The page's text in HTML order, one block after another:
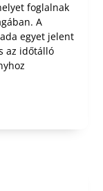
foglalnak
A
egyet jelent
az időtálló